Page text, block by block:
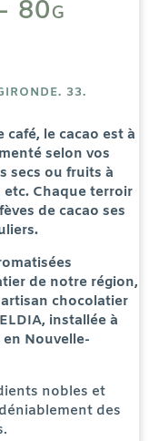
80g
33.
café, le cacao est à
selon vos
secs ou fruits à
etc. Chaque terroir
de cacao ses
de notre région,
chocolatier
installée à
Nouvelle-
nobles et
des